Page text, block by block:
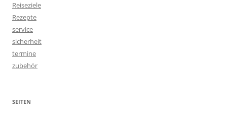
Reiseziele
Rezepte
service
sicherheit
termine
zubehör
SEITEN